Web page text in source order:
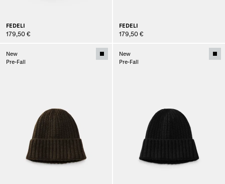
FEDELI
179,50 €
FEDELI
179,50 €
New
Pre-Fall
New
Pre-Fall